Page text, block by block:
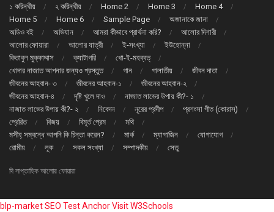
১ করিন্থীয় ২ করিন্থীয় Home 2 Home 3
Home 4
Home 5
Home 6 Sample Page
অজানাকে জানা
অডিও বই
অভিযান আমরা কীভাবে প্রার্থনা করি?
আলোর দিশারী
আলোর ফোয়ারা
আলোর যাত্রী ই-সংখ্যা
ইউহোন্না
কিতাবুল মুক্কাদ্দাস
ক্যাটাগরি
খো-ই-মহব্বত্
খোদার নাজাত আপনার জন্যও প্রস্তুত
গান গালাতীয়
জীবন দাতা
জীবনের আহবান- ৩
জীবনের আহবান-১
জীবনের আহবান-২
জীবনের আহবান-৪
দৃষ্টি খুলে দাও
নাজাত লাভের উপায় কী?- ১
নাজাত লাভের উপায় কী?- ২
নিবেদন নূরের প্রদীপ
প্রশংসা গীত (কোরাস্)
প্রেরিত
বিজয় বিমূর্ত প্রেম
মথি
মসীহ্ সম্বন্ধে আপনি কি চিন্তা করেন?
মার্ক ম্যাগাজিন
যোগাযোগ
রোমীয়
লূক সকল সংখ্যা সম্পাদকীয় সেতু
দি সাপ্তাহিক আলোর ফোয়ারা
blp-marketSEO Test AnchorVisit W3Schools